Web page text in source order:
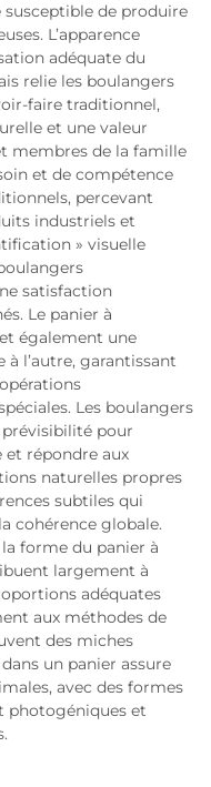
susceptible de produire
L’apparence
adéquate du
relie les boulangers
faire traditionnel,
et une valeur
membres de la famille
et de compétence
percevant
industriels et
» visuelle
satisfaction
Le panier à
également une
l’autre, garantissant
Les boulangers
pour
répondre aux
naturelles propres
subtiles qui
cohérence globale.
forme du panier à
largement à
adéquates
aux méthodes de
des miches
un panier assure
avec des formes
photogéniques et